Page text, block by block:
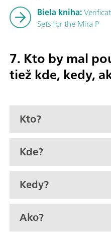
Biela kniha:
Sets for the Mira P
7. Kto by mal
tiež kde, kedy,
Kto?
Kde?
Kedy?
Ako?